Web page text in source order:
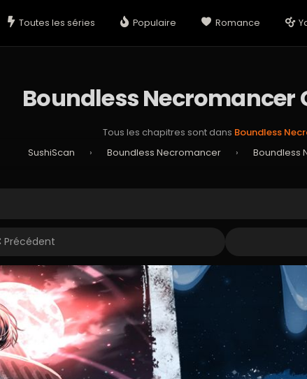
Toutes les séries Populaire Romance
Boundless Necromancer
Tous les chapitres sont dans Boundless
SushiScan
› Boundless Necromancer › Boundless
Précédent